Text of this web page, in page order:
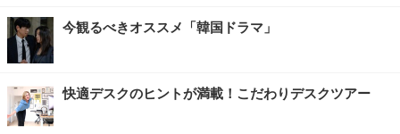
今観るべきオススメ「韓国ドラマ」
快適デスクのヒントが満載！こだわりデスクツアー